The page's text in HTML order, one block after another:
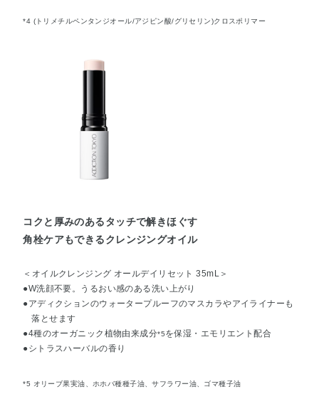
*4 (トリメチルペンタンジオール/アジピン酸/グリセリン)クロスポリマー
コクと厚みのあるタッチで解きほぐす
角栓ケアもできるクレンジングオイル
＜オイルクレンジング オールデイリセット 35mL＞
●W洗顔不要。うるおい感のある洗い上がり
●アディクションのウォータープルーフのマスカラやアイライナーも
落とせます
●4種のオーガニック植物由来成分*5を保湿・エモリエント配合
●シトラスハーバルの香り
*5 オリーブ果実油、ホホバ種種子油、サフラワー油、ゴマ種子油